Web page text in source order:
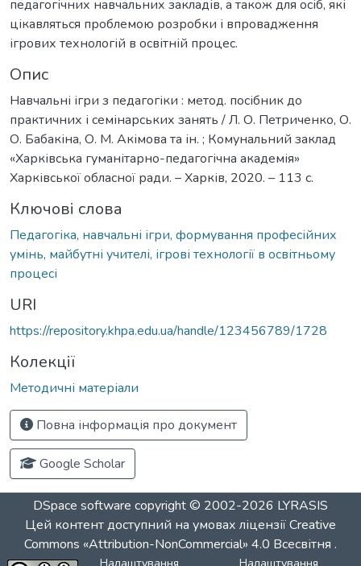
педагогічних навчальних закладів, а також для осіб, які
цікавляться проблемою розробки і впровадження
ігрових технологій в освітній процес.
Опис
Навчальні ігри з педагогіки : метод. посібник до
практичних і семінарських занять / Л. О. Петриченко, О.
О. Бабакіна, О. М. Акімова та ін. ; Комунальний заклад
«Харківська гуманітарно-педагогічна академія»
Харківської обласної ради. – Харків, 2020. – 113 с.
Ключові слова
Педагогіка, навчальні ігри, формування професійних
умінь, майбутні учителі, ігрові технології в освітньому
процесі
URI
https://repository.khpa.edu.ua/handle/123456789/1728
Колекції
Методичні матеріали
Повна інформація про документ
Google Scholar
DSpace software copyright © 2002-2026 LYRASIS
Цей контент доступний на умовах ліцензіїCreative
Commons «Attribution-NonCommercial» 4.0 Всесвітня .